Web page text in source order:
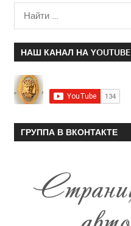
НАШ КАНАЛ НА YOUTUBE
ГРУППА В ВКОНТАКТЕ